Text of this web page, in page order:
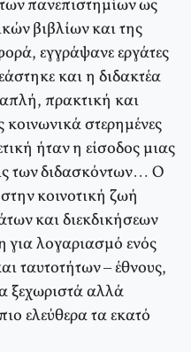
πανεπιστημίων ως
βιβλίων και της
εγγράψανε εργάτες
και η διδακτέα
πρακτική και
στερημένες
ήταν η είσοδος μιας
των διδασκόντων… Ο
κοινοτική ζωή
και διεκδικήσεων
για λογαριασμό ενός
ταυτοτήτων – έθνους,
ξεχωριστά αλλά
ελεύθερα τα εκατό